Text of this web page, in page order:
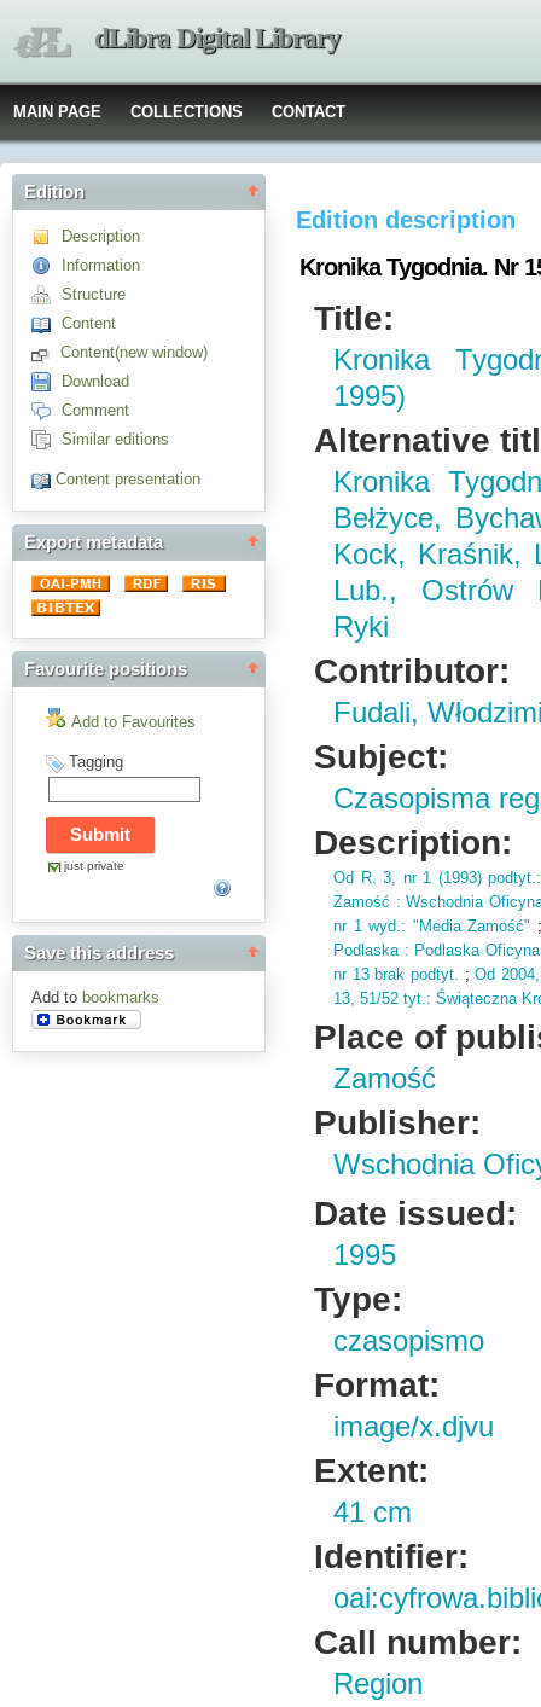
dLibra Digital Library
MAIN PAGE COLLECTIONS CONTACT
Edition
Description
Information
Structure
Content
Content(new window)
Download
Comment
Similar editions
Content presentation
Export metadata
Favourite positions
Add to Favourites
Tagging
just private
Save this address
Add to bookmarks
Edition description
Kronika Tygodnia. Nr
Title:
Kronika
1995)
Alternative
Kronika
Bełżyce,
Kock, Kraśnik,
Lub., Ostrów
Ryki
Contributor:
Fudali,
Subject:
Czasopisma
Description:
Od R. 3, nr 1 (1993)podtyt.
Zamość : Wschodnia
nr 1 wyd.: "Media Zamość"
Podlaska : Podlaska
nr 13 brak podtyt. ;Od 2004,
13, 51/52 tyt.: Świąteczna
Place of
Zamość
Publisher:
Wschodnia
Date issued:
1995
Type:
czasopismo
Format:
image/x.djvu
Extent:
41 cm
Identifier:
Call number:
Region